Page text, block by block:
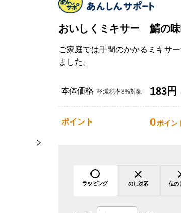
おいしくミキサー 鯖の
ご家庭では手間のかかるミキサ
ました。
本体価格 軽減税率8%対象 183円
ポイント 0ポイン
ラッピング のし対応 仏の